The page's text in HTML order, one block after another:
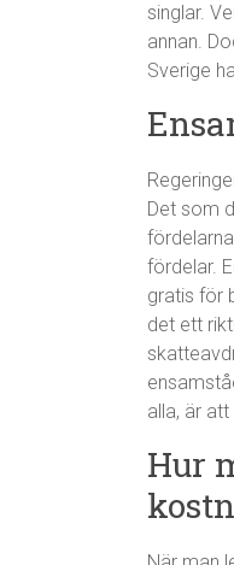
singlar.
annan.
Sverige
Det som
fördelar.
gratis för
det ett
alla, är
Hur